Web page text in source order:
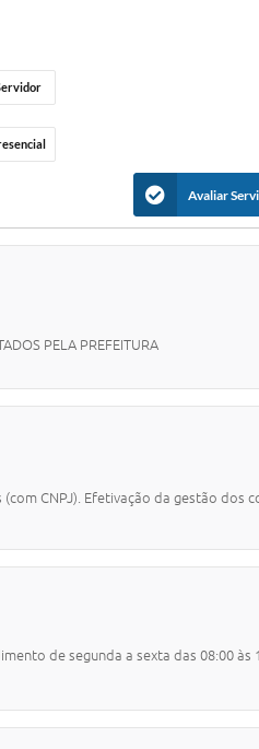
Avaliar
PELA PREFEITURA
CNPJ). Efetivação da gestão dos
de segunda a sexta das 08:00 às